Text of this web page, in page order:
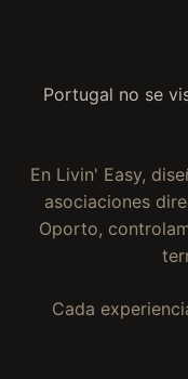
Portugal no se
En Livin' Easy,
asociaciones
Oporto,
Cada